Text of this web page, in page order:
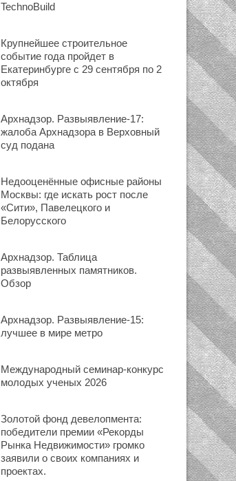
TechnoBuild
Крупнейшее строительное
событие года пройдет в
Екатеринбурге с 29 сентября по 2
октября
Архнадзор. Развыявление-17:
жалоба Архнадзора в Верховный
суд подана
Недооценённые офисные районы
Москвы: где искать рост после
«Сити», Павелецкого и
Белорусского
Архнадзор. Таблица
развыявленных памятников.
Обзор
Архнадзор. Развыявление-15:
лучшее в мире метро
Международный семинар-конкурс
молодых ученых 2026
Золотой фонд девелопмента:
победители премии «Рекорды
Рынка Недвижимости» громко
заявили о своих компаниях и
проектах.